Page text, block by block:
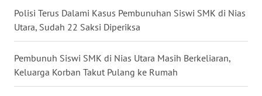
Polisi Terus Dalami Kasus Pembunuhan Siswi SMK di Nias
Utara, Sudah 22 Saksi Diperiksa
Pembunuh Siswi SMK di Nias Utara Masih Berkeliaran,
Keluarga Korban Takut Pulang ke Rumah
WN